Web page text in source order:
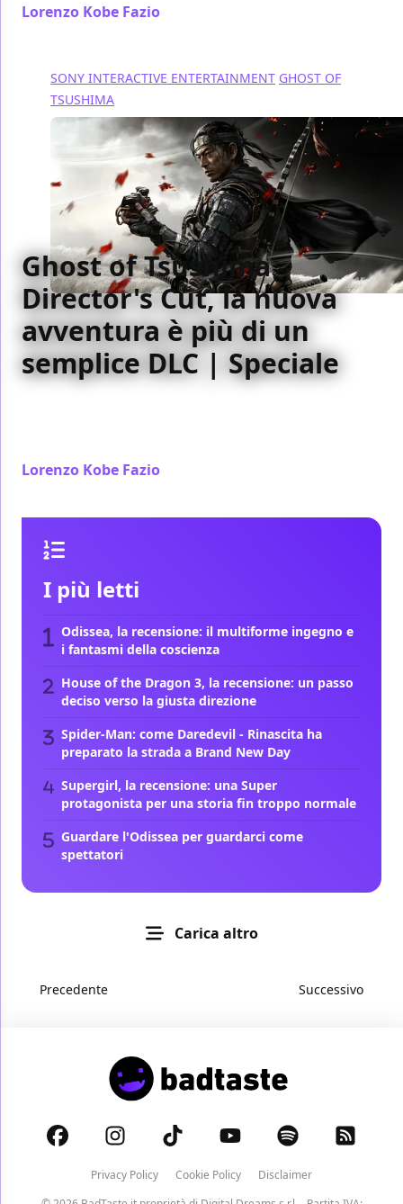
Lorenzo Kobe Fazio
SONY INTERACTIVE ENTERTAINMENT GHOST OF
TSUSHIMA
Ghost of Tsushima
Director's Cut, la nuova
avventura è più di un
semplice DLC | Speciale
Lorenzo Kobe Fazio
I più letti
Odissea, la recensione: il multiforme ingegno e
i fantasmi della coscienza
House of the Dragon 3, la recensione: un passo
deciso verso la giusta direzione
Spider-Man: come Daredevil - Rinascita ha
preparato la strada a Brand New Day
Supergirl, la recensione: una Super
protagonista per una storia fin troppo normale
Guardare l'Odissea per guardarci come
spettatori
Carica altro
Precedente Successivo
Privacy Policy Cookie Policy
Disclaimer